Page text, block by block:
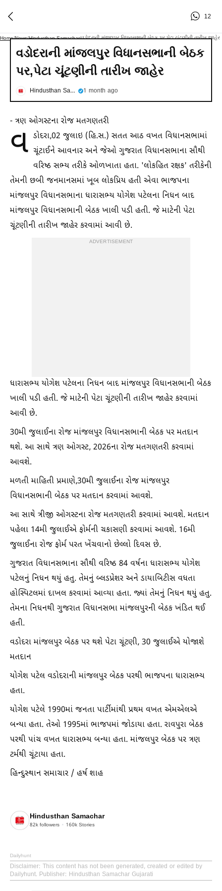
12
Home/News/Hindusthan Samachar/વડોદરાની માંજલપુર વિધાનસભાની બેઠક પર,પેટા ચૂંટણીની તારીખ જાહેર
વડોદરાની માંજલપુર વિધાનસભાની બેઠક
પર,પેટા ચૂંટણીની તારીખ જાહેર
Hindusthan Samachar 1 month ago
- ત્રણ ઓગસ્ટના રોજ મતગણતરી
વ ડોદરા,02 જુલાઇ (હિ.સ.) સતત આઠ વખત વિધાનસભામાં
ચૂંટાઈને આવનાર અને જેઓ ગુજરાત વિધાનસભાના સૌથી
વરિષ્ઠ સભ્ય તરીકે ઓળખાતા હતા. 'લોકહિત રક્ષક' તરીકેની
તેમની છબી જનમાનસમાં ખૂબ લોકપ્રિય હતી એવા ભાજપના
માંજલપુર વિધાનસભાના ધારાસભ્ય યોગેશ પટેલના નિધન બાદ
માંજલપુર વિધાનસભાની બેઠક ખાલી પડી હતી. જે માટેની પેટા
ચૂંટણીની તારીખ જાહેર કરવામાં આવી છે.
ADVERTISEMENT
ધારાસભ્ય યોગેશ પટેલના નિધન બાદ માંજલપુર વિધાનસભાની બેઠક
ખાલી પડી હતી. જે માટેની પેટા ચૂંટણીની તારીખ જાહેર કરવામાં
આવી છે.
30મી જુલાઈના રોજ માંજલપુર વિધાનસભાની બેઠક પર મતદાન
થશે. આ સાથે ત્રણ ઓગસ્ટ, 2026ના રોજ મતગણતરી કરવામાં
આવશે.
મળતી માહિતી પ્રમાણે,30મી જુલાઈના રોજ માંજલપુર
વિધાનસભાની બેઠક પર મતદાન કરવામાં આવશે.
આ સાથે ત્રીજી ઓગસ્ટના રોજ મતગણતરી કરવામાં આવશે. મતદાન
પહેલા 14મી જુલાઈએ ફોર્મની ચકાસણી કરવામાં આવશે. 16મી
જુલાઈના રોજ ફોર્મ પરત ખેંચવાનો છેલ્લો દિવસ છે.
ગુજરાત વિધાનસભાના સૌથી વરિષ્ઠ 84 વર્ષના ધારાસભ્ય યોગેશ
પટેલનું નિધન થયું હતુ. તેમનું બ્લડપ્રેશર અને ડાયાબિટીસ વધતા
હોસ્પિટલમાં દાખલ કરવામાં આવ્યા હતા. જ્યાં તેમનું નિધન થયું હતુ.
તેમના નિધનથી ગુજરાત વિધાનસભા માંજલપુરની બેઠક ખંડિત થઈ
હતી.
વડોદરા માંજલપુર બેઠક પર થશે પેટા ચૂંટણી, 30 જુલાઈએ યોજાશે
મતદાન
યોગેશ પટેલ વડોદરાની માંજલપુર બેઠક પરથી ભાજપના ધારાસભ્ય
હતા.
યોગેશ પટેલે 1990માં જનતા પાર્ટીમાંથી પ્રથમ વખત એમએલએ
બન્યા હતા. તેઓ 1995માં ભાજપમાં જોડાયા હતા. રાવપુરા બેઠક
પરથી પાંચ વખત ધારાસભ્ય બન્યા હતા. માંજલપુર બેઠક પર ત્રણ
ટર્મથી ચૂંટાયા હતા.
હિન્દુસ્થાન સમાચાર / હર્ષ શાહ
Hindusthan Samachar
82k followers 160k Stories
Dailyhunt
Disclaimer: This content has not been generated, created or edited by
Dailyhunt. Publisher: Hindusthan Samachar Gujarati